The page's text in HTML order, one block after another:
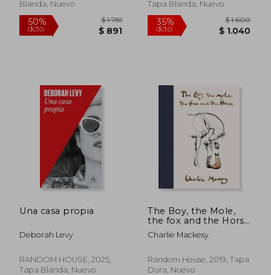
Blanda, Nuevo
50%
dcto.
Tapa Blanda, Nuevo
35%
dcto.
Una casa propia
Deborah Levy
RANDOM HOUSE, 2025,
Tapa Blanda, Nuevo
The Boy, the Mole,
the fox and the Horse
(en Inglés)
Charlie Mackesy
Random House, 2019, Tapa
Dura, Nuevo